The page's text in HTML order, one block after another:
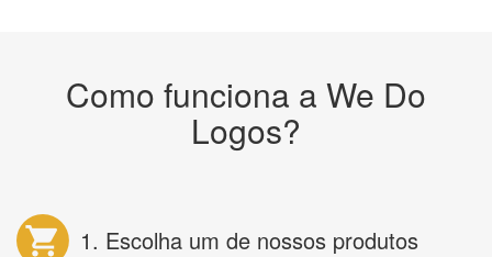
Como funciona a We Do
Logos?
1. Escolha um de nossos produtos